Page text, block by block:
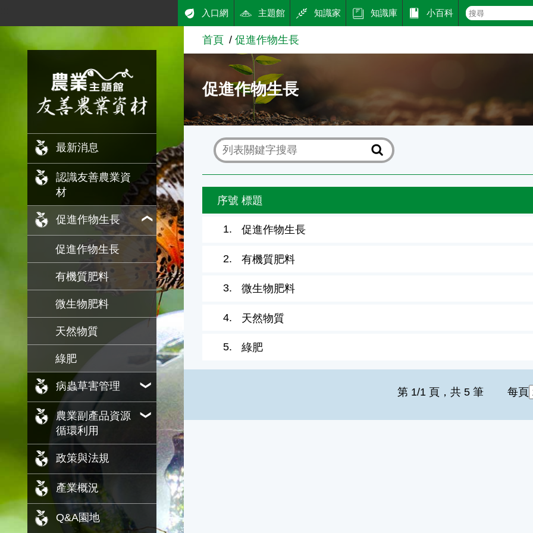
農業知識入口網
最新消息
認識友善農業資
材
促進作物生長
促進作物生長
有機質肥料
微生物肥料
天然物質
綠肥
病蟲草害管理
農業副產品資源
循環利用
政策與法規
產業概況
Q&A園地
入口網 主題館 知識家 知識庫 小百科
首頁 促進作物生長
促進作物生長
序號 標題
1. 促進作物生長
2. 有機質肥料
3. 微生物肥料
4. 天然物質
5. 綠肥
第 1/1 頁，共 5 筆 每頁